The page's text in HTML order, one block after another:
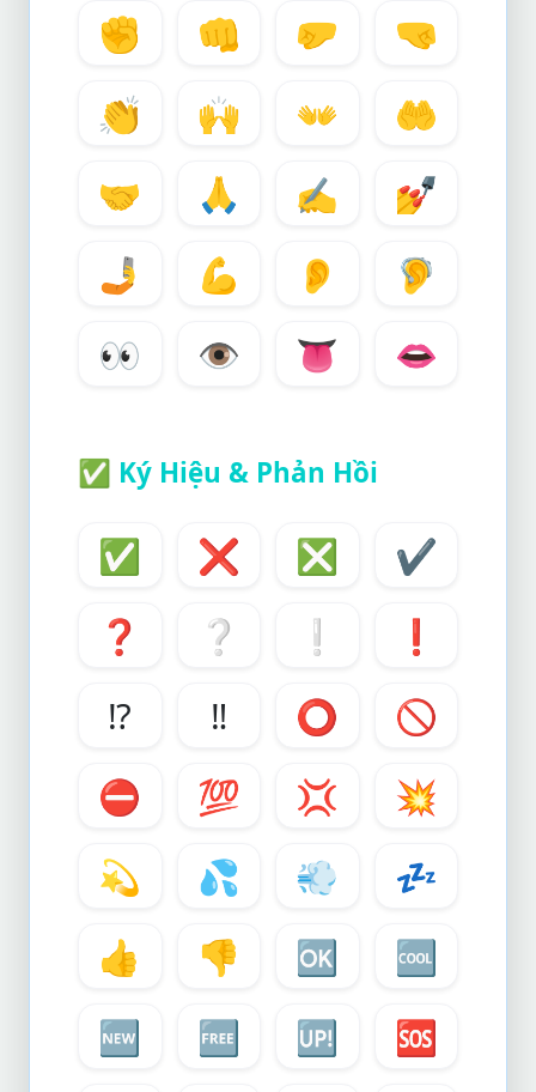
✊ 👊 🤛
🤜
👏
🙌 👐
🤲
🤝
🙏 ✍️
💅
🤳
💪 👂
🦻
👀
👁️ 👅 👄
✅ Ký Hiệu & Phản Hồi
✅ ❌ ❎
✔️
❓
❔ ❕
❗
⁉️
‼️ ⭕
🚫
⛔
💯 💢
💥
💫
💦 💨
💤
👍
👎 🆗
🆒
🆕
🆓 🆙
🆘